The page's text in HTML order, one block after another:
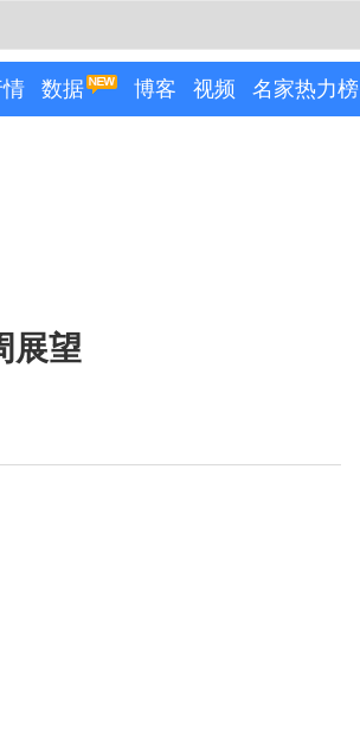
数据 博客 视频 名家热力榜
展望